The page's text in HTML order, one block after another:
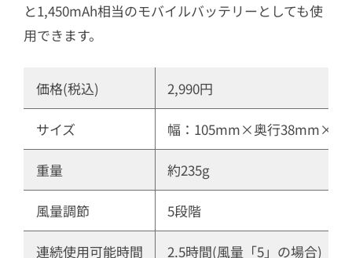
と1,450mAh相当のモバイルバッテリーとしても使
用できます。
価格(税込) 2,990円
サイズ 幅：105mm×奥行38mm×高
重量 約235g
風量調節 5段階
連続使用可能時間
2.5時間(風量「5」の場合)